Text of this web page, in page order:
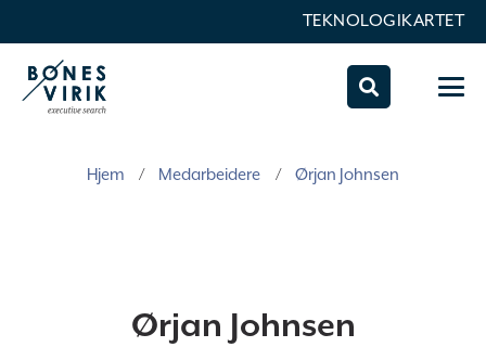
TEKNOLOGIKARTET
Hjem / Medarbeidere / Ørjan Johnsen
Ørjan Johnsen